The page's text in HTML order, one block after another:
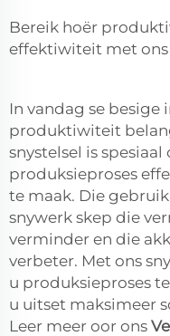
Bereik hoër
effektiwiteit met ons
In vandag se besige
produktiwiteit
snystelsel is
produksieproses
te maak. Die
snywerk skep die
verminder en die
verbeter. Met ons
u produksieproses
u uitset maksimeer
Leer meer oor ons